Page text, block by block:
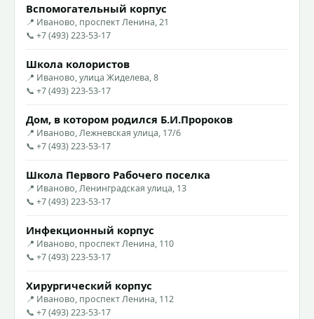
Вспомогательный корпус
📍 Иваново, проспект Ленина, 21
📞 +7 (493) 223-53-17
Школа колористов
📍 Иваново, улица Жиделева, 8
📞 +7 (493) 223-53-17
Дом, в котором родился Б.И.Пророков
📍 Иваново, Лежневская улица, 17/6
📞 +7 (493) 223-53-17
Школа Первого Рабочего поселка
📍 Иваново, Ленинградская улица, 13
📞 +7 (493) 223-53-17
Инфекционный корпус
📍 Иваново, проспект Ленина, 110
📞 +7 (493) 223-53-17
Хирургический корпус
📍 Иваново, проспект Ленина, 112
📞 +7 (493) 223-53-17